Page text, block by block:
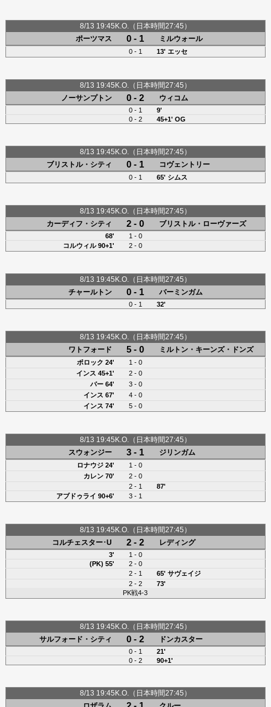
8/13 19:45K.O.（日本時間27:45）
ポーツマス
0 - 1 ミルウォール
0 - 1 13' エッセ
8/13 19:45K.O.（日本時間27:45）
ノーサンプトン
0 - 2 ウィコム
0 - 1
9'
0 - 2
45+1' OG
8/13 19:45K.O.（日本時間27:45）
ブリストル・シティ
0 - 1 コヴェントリー
0 - 1 65' シムス
8/13 19:45K.O.（日本時間27:45）
カーディフ・シティ
2 - 0 ブリストル・ローヴァーズ
68'
1 - 0
コルウィル90+1' 2 - 0
8/13 19:45K.O.（日本時間27:45）
チャールトン
0 - 1 バーミンガム
0 - 1 32'
8/13 19:45K.O.（日本時間27:45）
ワトフォード
5 - 0 ミルトン・キーンズ・ドンズ
ポロック 24'
1 - 0
インス 45+1'
2 - 0
バー64'
3 - 0
インス 67'
4 - 0
インス 74' 5 - 0
8/13 19:45K.O.（日本時間27:45）
スウォンジー
3 - 1 ジリンガム
ロナウジ24'
1 - 0
カレン70'
2 - 0
2 - 1
87'
アブドゥライ 90+6' 3 - 1
8/13 19:45K.O.（日本時間27:45）
コルチェスター･U
2 - 2 レディング
3'
1 - 0
(PK) 55'
2 - 0
2 - 1
65' サヴェイジ
2 - 2
73'
PK戦4-3
8/13 19:45K.O.（日本時間27:45）
サルフォード・シティ
0 - 2 ドンカスター
0 - 1
21'
0 - 2
90+1'
8/13 19:45K.O.（日本時間27:45）